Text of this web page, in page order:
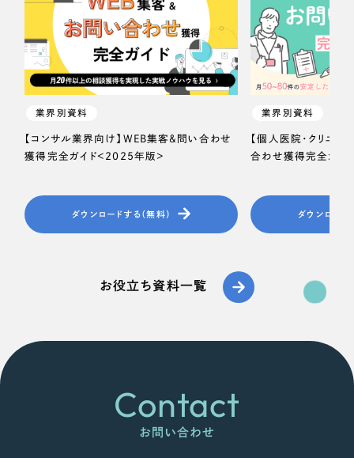
業界別資料
【コンサル業界向け】WEB集客＆問い合わせ
獲得完全ガイド＜2025年版＞
ダウンロードする（無料）
業界別資料
【個人医院・クリニッ
合わせ獲得完全ガイ
ダウンロード
お役立ち資料一覧
Contact
お問い合わせ